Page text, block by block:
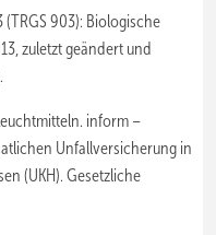
903): Biologische
zuletzt geändert und
inform –
Unfallversicherung in
(UKH). Gesetzliche